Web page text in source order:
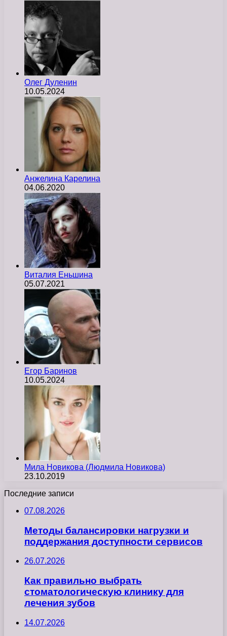
Олег Дуленин
10.05.2024
Анжелина Карелина
04.06.2020
Виталия Еньшина
05.07.2021
Егор Баринов
10.05.2024
Мила Новикова (Людмила Новикова)
23.10.2019
Последние записи
07.08.2026
Методы балансировки нагрузки и
поддержания доступности сервисов
26.07.2026
Как правильно выбрать
стоматологическую клинику для
лечения зубов
14.07.2026